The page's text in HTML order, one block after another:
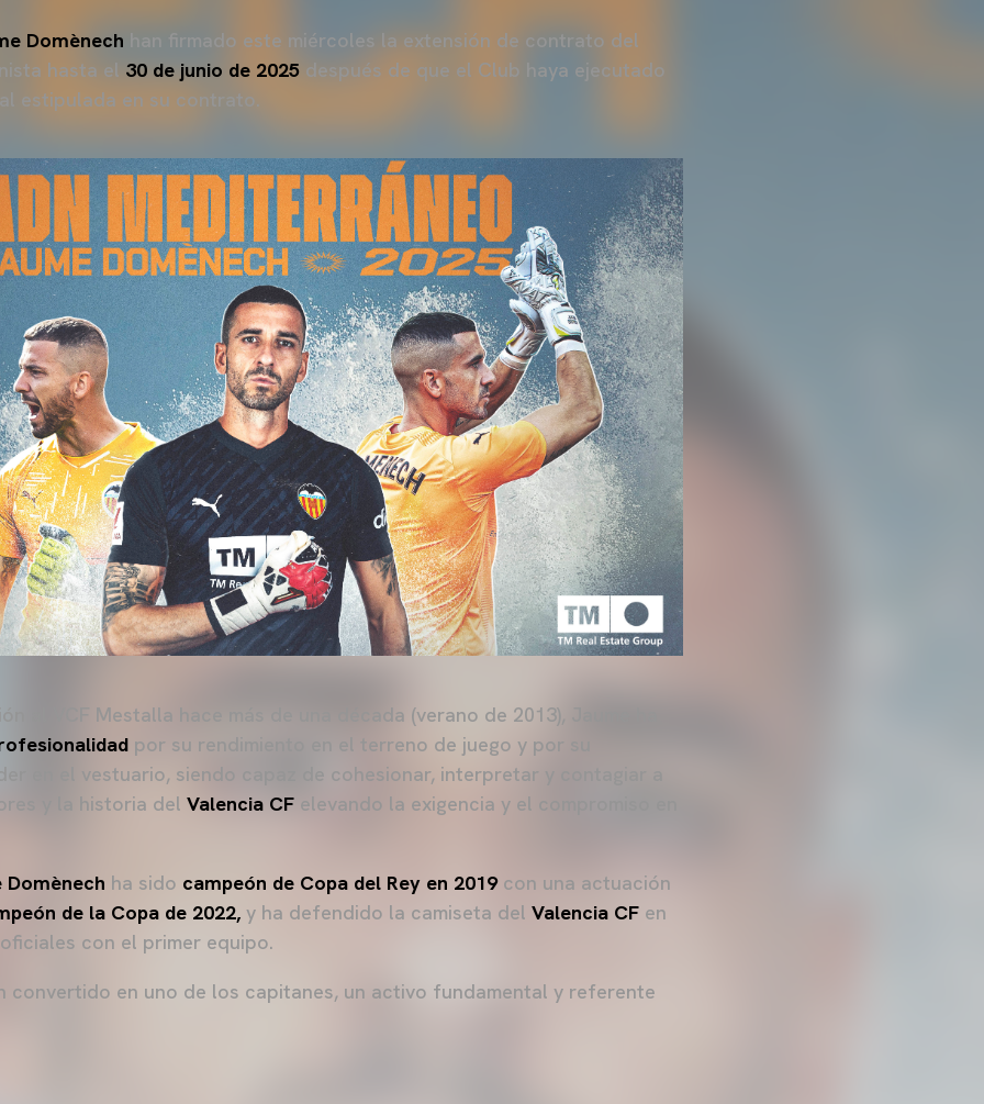
Domènech han firmado este miércoles la extensión de contrato del
hasta el 30 de junio de 2025 después de que el Club haya ejecutado
estipulada en su contrato.
al VCF Mestalla hace más de una década (verano de 2013), Jaume ha
por su rendimiento en el terreno de juego y por su
en el vestuario, siendo capaz de cohesionar, interpretar y contagiar a
y la historia del Valencia CF elevando la exigencia y el compromiso en
Domènech ha sido campeón de Copa del Rey en 2019con una actuación
de la Copa de 2022, y ha defendido la camiseta del Valencia CF en
con el primer equipo.
convertido en uno de los capitanes, un activo fundamental y referente